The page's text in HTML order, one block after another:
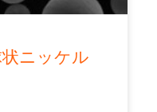
ニッケル